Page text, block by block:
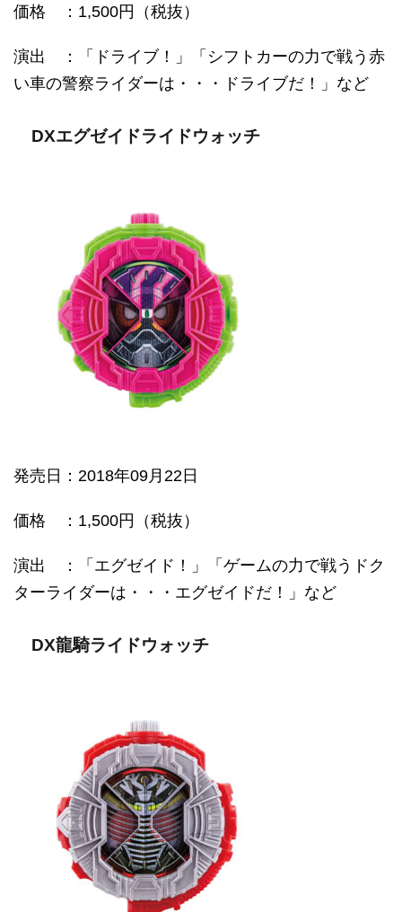
価格 ：1,500円（税抜）
演出 ：「ドライブ！」「シフトカーの力で戦う赤
い車の警察ライダーは・・・ドライブだ！」など
DXエグゼイドライドウォッチ
発売日 ：2018年09月22日
価格 ：1,500円（税抜）
演出 ：「エグゼイド！」「ゲームの力で戦うドク
ターライダーは・・・エグゼイドだ！」など
DX龍騎ライドウォッチ